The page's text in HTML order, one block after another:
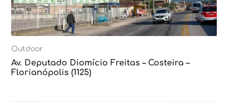
Outdoor
Av. Deputado Diomício Freitas – Costeira –
Florianópolis (1125)